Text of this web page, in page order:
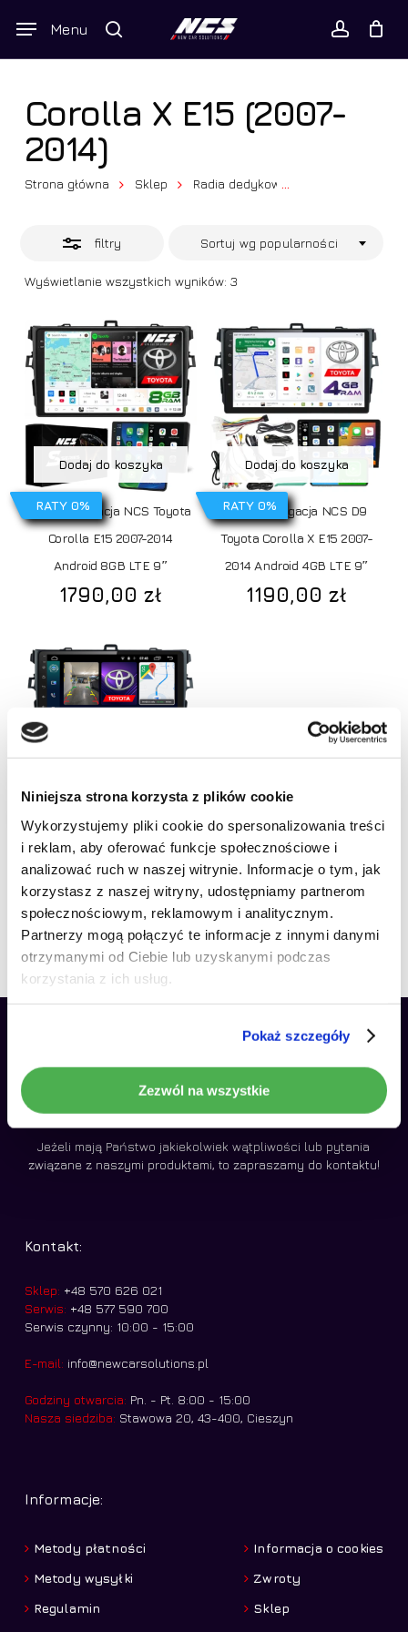
Niniejsza strona korzysta z plików cookie
Wykorzystujemy pliki cookie do spersonalizowania treści
i reklam, aby oferować funkcje społecznościowe i
analizować ruch w naszej witrynie. Informacje o tym, jak
korzystasz z naszej witryny, udostępniamy partnerom
społecznościowym, reklamowym i analitycznym.
Partnerzy mogą połączyć te informacje z innymi danymi
otrzymanymi od Ciebie lub uzyskanymi podczas
korzystania z ich usług.
Pokaż szczegóły
Zezwól na wszystkie
Wyszukiwarka
produktów
search account
Menu
Twój koszyk Close
Brak produktów w koszyku.
Idź do sklepu
Corolla X E15 (2007-
2014)
Strona główna Sklep Radia dedykowane ...
filtry
Wyświetlanie wszystkich wyników: 3Posortowane
Sortuj wg popularności
Close
RATY 0%
Dodaj do koszyka
Radio nawigacja NCS Toyota
Corolla E15 2007-2014
Android 8GB LTE 9″
1790,00 zł
RATY 0%
Dodaj do koszyka
Radio Nawigacja NCS D9
Toyota Corolla X E15 2007-
2014 Android 4GB LTE 9″
1190,00zł
RATY 0%
Radio Nawigacja Android
RS-305 TOYOTA COROLLA
E15 2007-2014 2GB 9″
749,00zł
Jeżeli mają Państwo jakiekolwiek wątpliwości lub pytania
związane z naszymi produktami, to zapraszamy do kontaktu!
Kontakt:
Sklep: +48 570 626 021
Serwis: +48 577 590 700
Serwis czynny: 10:00 - 15:00
E-mail: info@newcarsolutions.pl
Godziny otwarcia: Pn. - Pt. 8:00 - 15:00
Nasza siedziba: Stawowa 20, 43-400, Cieszyn
Informacje:
Metody płatności
Metody wysyłki
Regulamin
Informacja o cookies
Zwroty
Sklep